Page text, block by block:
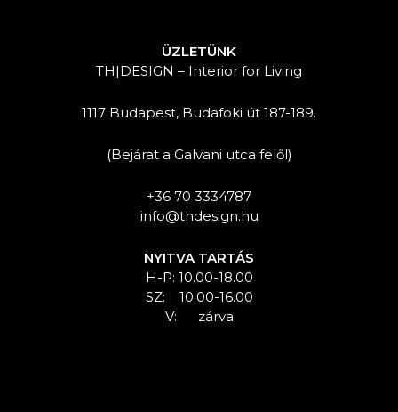
ÜZLETÜNK
TH|DESIGN – Interior for Living
1117 Budapest, Budafoki út 187-189.
(Bejárat a Galvani utca felől)
+36 70 3334787
info@thdesign.hu
NYITVA TARTÁS
H-P: 10.00-18.00
SZ: 10.00-16.00
V: zárva